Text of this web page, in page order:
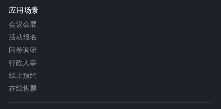
应用场景
会议会展
活动报名
问卷调研
行政人事
线上预约
在线售票